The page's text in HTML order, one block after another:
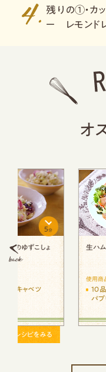
残りの①・カ
ー レモンド
オ
生ハムとナッツのサラダ
10品目のサラダ レタ
パプリカ